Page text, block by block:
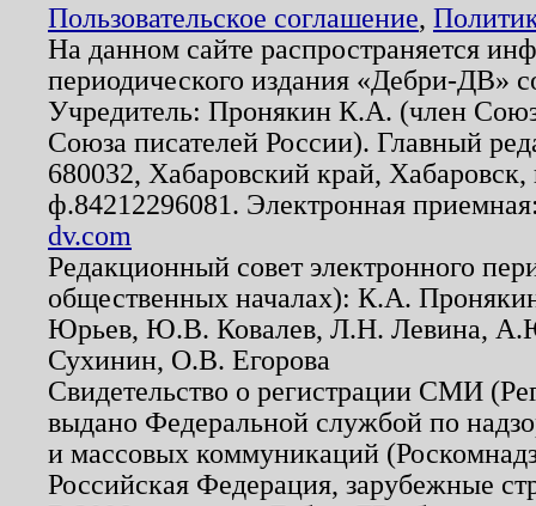
Пользовательское соглашение,
На данном сайте распространяется
периодического издания «Дебри-ДВ»
Учредитель: Пронякин К.А. (член
Союза писателей России). Главный
680032, Хабаровский край,
ф.84212296081. Электронная
dv.com
Редакционный совет электронного
общественных началах): К.А.
Юрьев, Ю.В. Ковалев, Л.Н. Левина,
Сухинин, О.В. Егорова
Свидетельство о регистрации СМИ
выдано Федеральной службой по
и массовых коммуникаций
Российская Федерация, зарубежные